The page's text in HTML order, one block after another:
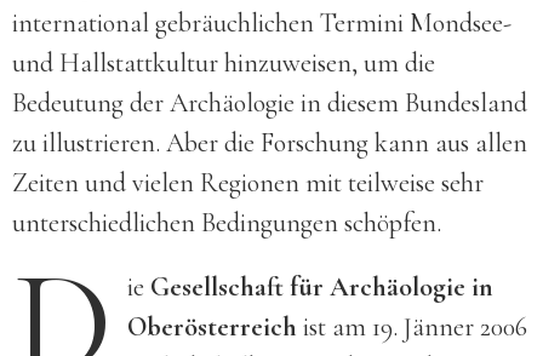
international gebräuchlichen Termini Mondsee-
und Hallstattkultur hinzuweisen, um die
Bedeutung der Archäologie in diesem Bundesland
zu illustrieren. Aber die Forschung kann aus allen
Zeiten und vielen Regionen mit teilweise sehr
unterschiedlichen Bedingungen schöpfen.
ie Gesellschaft für Archäologie in
Oberösterreich ist am 19. Jänner 2006